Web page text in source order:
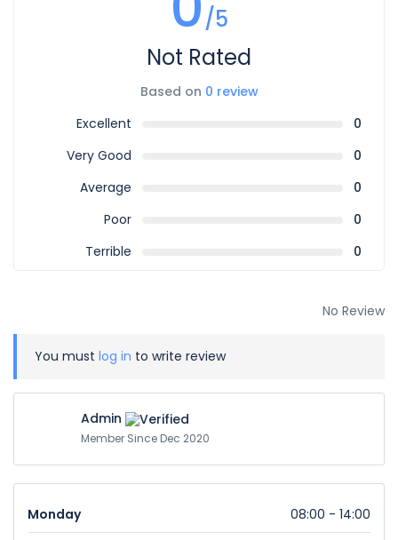
/5
Not Rated
Based on 0 review
Excellent
0
Very Good
0
Average
0
Poor
0
Terrible
0
No Review
You must log in to write review
Admin
Member Since Dec 2020
Monday
08:00 - 14:00